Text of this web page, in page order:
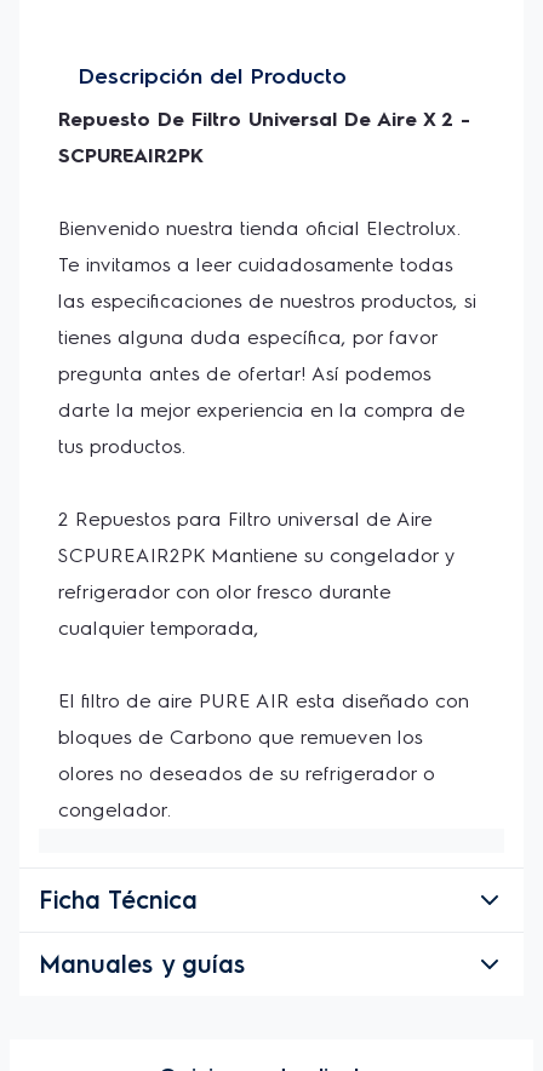
refrigerador con olor fresco durante cualquier
de Carbono que remueven los olores no deseados
Descripción del Producto
Repuesto De Filtro Universal De Aire X 2 -
SCPUREAIR2PK
Bienvenido nuestra tienda oficial Electrolux.
Te invitamos a leer cuidadosamente todas
las especificaciones de nuestros productos, si
tienes alguna duda específica, por favor
pregunta antes de ofertar! Así podemos
darte la mejor experiencia en la compra de
tus productos.
2 Repuestos para Filtro universal de Aire
SCPUREAIR2PK Mantiene su congelador y
refrigerador con olor fresco durante
cualquier temporada,
El filtro de aire PURE AIR esta diseñado con
bloques de Carbono que remueven los
olores no deseados de su refrigerador o
congelador.
Ficha Técnica
Manuales y guías